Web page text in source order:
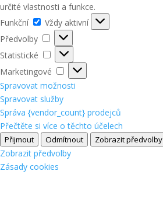
určité vlastnosti a funkce.
Funkční
Funkční
Vždy aktivní
Předvolby
Předvolby
Statistické
Statistické
Marketingové
Marketingové
Spravovat možnosti
Spravovat služby
Správa {vendor_count} prodejců
Přečtěte si více o těchto účelech
Přijmout Odmítnout Zobrazit předvolby
Zobrazit předvolby
Zásady cookies